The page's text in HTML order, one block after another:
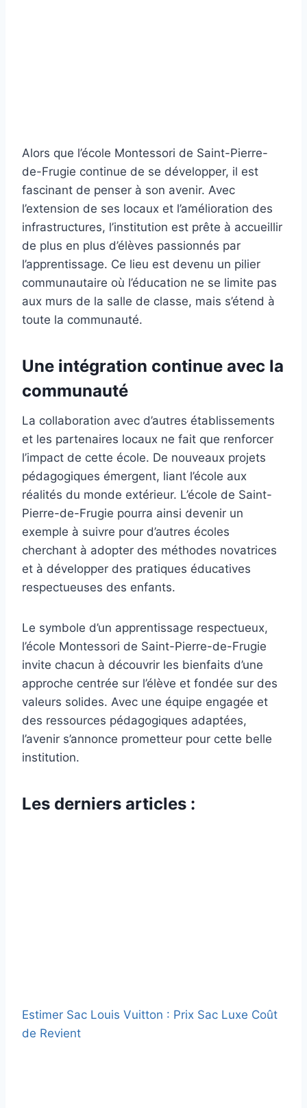
Alors que l’école Montessori de Saint-Pierre-
de-Frugie continue de se développer, il est
fascinant de penser à son avenir. Avec
l’extension de ses locaux et l’amélioration des
infrastructures, l’institution est prête à accueillir
de plus en plus d’élèves passionnés par
l’apprentissage. Ce lieu est devenu un pilier
communautaire où l’éducation ne se limite pas
aux murs de la salle de classe, mais s’étend à
toute la communauté.
Une intégration continue avec la
communauté
La collaboration avec d’autres établissements
et les partenaires locaux ne fait que renforcer
l’impact de cette école. De nouveaux projets
pédagogiques émergent, liant l’école aux
réalités du monde extérieur. L’école de Saint-
Pierre-de-Frugie pourra ainsi devenir un
exemple à suivre pour d’autres écoles
cherchant à adopter des méthodes novatrices
et à développer des pratiques éducatives
respectueuses des enfants.
Le symbole d’un apprentissage respectueux,
l’école Montessori de Saint-Pierre-de-Frugie
invite chacun à découvrir les bienfaits d’une
approche centrée sur l’élève et fondée sur des
valeurs solides. Avec une équipe engagée et
des ressources pédagogiques adaptées,
l’avenir s’annonce prometteur pour cette belle
institution.
Les derniers articles :
Estimer Sac Louis Vuitton : Prix Sac Luxe Coût
de Revient